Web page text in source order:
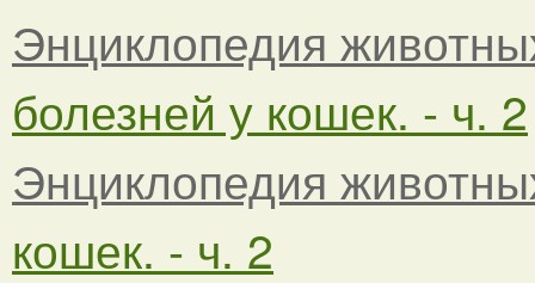
Энциклопедия
болезней у кошек. - ч. 2
Энциклопедия
кошек. - ч. 2